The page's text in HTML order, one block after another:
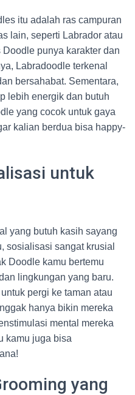
itu adalah ras campuran
lain, seperti Labrador atau
punya karakter dan
Labradoodle terkenal
bersahabat. Sementara,
lebih energik dan butuh
yang cocok untuk gaya
kalian berdua bisa happy-
untuk
yang butuh kasih sayang
sosialisasi sangat krusial
Doodle kamu bertemu
lingkungan yang baru.
pergi ke taman atau
hanya bikin mereka
mental mereka
kamu juga bisa
yang